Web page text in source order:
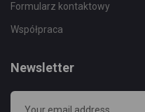
Formularz kontaktowy
Współpraca
Newsletter